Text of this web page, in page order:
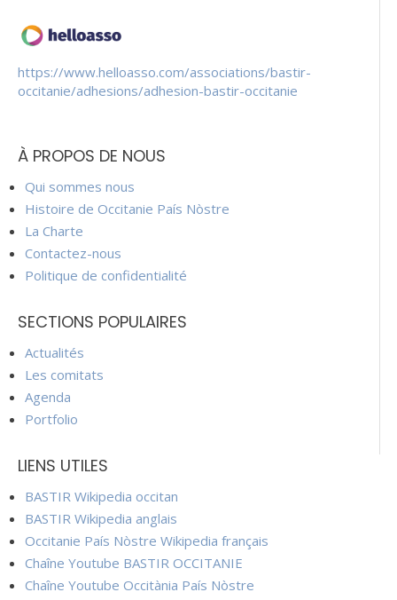
https://www.helloasso.com/associations/bastir-
occitanie/adhesions/adhesion-bastir-occitanie
À PROPOS DE NOUS
Qui sommes nous
Histoire de Occitanie País Nòstre
La Charte
Contactez-nous
Politique de confidentialité
SECTIONS POPULAIRES
Actualités
Les comitats
Agenda
Portfolio
LIENS UTILES
BASTIR Wikipedia occitan
BASTIR Wikipedia anglais
Occitanie País Nòstre Wikipedia français
Chaîne Youtube BASTIR OCCITANIE
Chaîne Youtube Occitània País Nòstre